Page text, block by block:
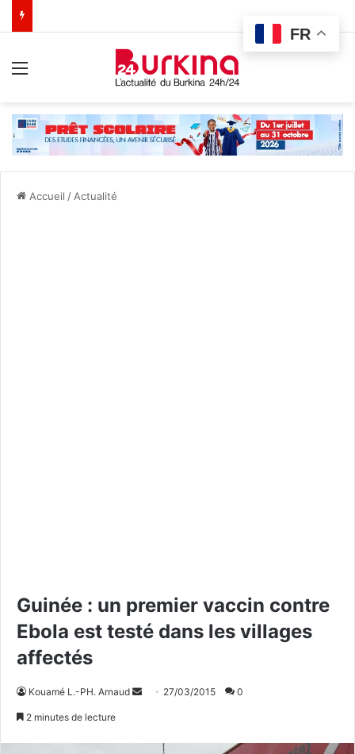
Accueil / Actualité
Guinée : un premier vaccin contre
Ebola est testé dans les villages
affectés
Kouamé L.-PH. Arnaud 27/03/2015 0
2 minutes de lecture
FR